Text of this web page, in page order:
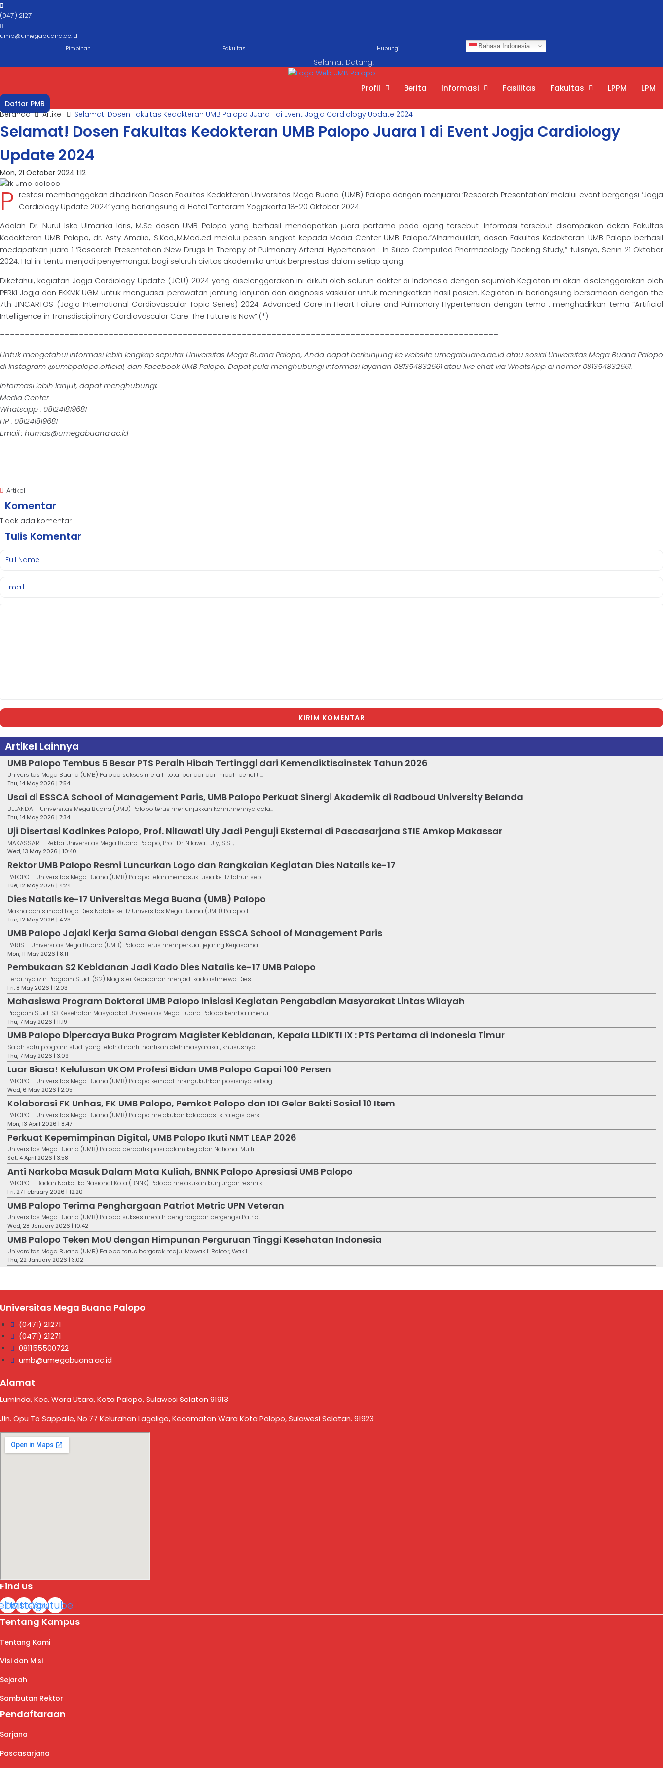
(0471) 21271
umb@umegabuana.ac.id
Pimpinan Fakultas Hubungi Bahasa Indonesia
Selamat Datang!
Profil Berita Informasi Fasilitas Fakultas LPPM LPM
Daftar PMB
Beranda
Artikel Selamat! Dosen Fakultas Kedokteran UMB Palopo Juara 1 di Event Jogja Cardiology Update 2024
Selamat! Dosen Fakultas Kedokteran UMB Palopo Juara 1 di Event Jogja Cardiology
Update 2024
Mon, 21 October 2024 1:12
P restasi membanggakan dihadirkan Dosen Fakultas Kedokteran Universitas Mega Buana (UMB) Palopo dengan menjuarai ‘Research Presentation’ melalui event bergengsi ‘Jogja
Cardiology Update 2024’ yang berlangsung di Hotel Tenteram Yogjakarta 18-20 Oktober 2024.
Adalah Dr. Nurul Iska Ulmarika Idris, M.Sc dosen UMB Palopo yang berhasil mendapatkan juara pertama pada ajang tersebut. Informasi tersebut disampaikan dekan Fakultas
Kedokteran UMB Palopo, dr. Asty Amalia, S.Ked.,M.Med.ed melalui pesan singkat kepada Media Center UMB Palopo.”Alhamdulillah, dosen Fakultas Kedokteran UMB Palopo berhasil
medapatkan juara 1 ‘Research Presentation :New Drugs In Therapy of Pulmonary Arterial Hypertension : In Silico Computed Pharmacology Docking Study,” tulisnya, Senin 21 Oktober
2024. Hal ini tentu menjadi penyemangat bagi seluruh civitas akademika untuk berprestasi dalam setiap ajang.
Diketahui, kegiatan Jogja Cardiology Update (JCU) 2024 yang diselenggarakan ini diikuti oleh seluruh dokter di Indonesia dengan sejumlah Kegiatan ini akan diselenggarakan oleh
PERKI Jogja dan FKKMK UGM untuk menguasai perawatan jantung lanjutan dan diagnosis vaskular untuk meningkatkan hasil pasien. Kegiatan ini berlangsung bersamaan dengan the
7th JINCARTOS (Jogja International Cardiovascular Topic Series) 2024: Advanced Care in Heart Failure and Pulmonary Hypertension dengan tema : menghadirkan tema “Artificial
Intelligence in Transdisciplinary Cardiovascular Care: The Future is Now”.(*)
=====================================================================================================
Untuk mengetahui informasi lebih lengkap seputar Universitas Mega Buana Palopo, Anda dapat berkunjung ke website umegabuana.ac.id atau sosial Universitas Mega Buana Palopo
di Instagram @umbpalopo.official, dan Facebook UMB Palopo. Dapat pula menghubungi informasi layanan 081354832661 atau live chat via WhatsApp di nomor 081354832661.
Informasi lebih lanjut, dapat menghubungi:
Media Center
Whatsapp : 081241819681
HP : 081241819681
Email : humas@umegabuana.ac.id
Artikel
Komentar
Tidak ada komentar
Tulis Komentar
KIRIM KOMENTAR
Artikel Lainnya
UMB Palopo Tembus 5 Besar PTS Peraih Hibah Tertinggi dari Kemendiktisainstek Tahun 2026
Universitas Mega Buana (UMB) Palopo sukses meraih total pendanaan hibah peneliti...
Thu, 14 May 2026 | 7:54
Usai di ESSCA School of Management Paris, UMB Palopo Perkuat Sinergi Akademik di Radboud University Belanda
BELANDA – Universitas Mega Buana (UMB) Palopo terus menunjukkan komitmennya dala...
Thu, 14 May 2026 | 7:34
Uji Disertasi Kadinkes Palopo, Prof. Nilawati Uly Jadi Penguji Eksternal di Pascasarjana STIE Amkop Makassar
MAKASSAR – Rektor Universitas Mega Buana Palopo, Prof. Dr. Nilawati Uly, S.Si., ...
Wed, 13 May 2026 | 10:40
Rektor UMB Palopo Resmi Luncurkan Logo dan Rangkaian Kegiatan Dies Natalis ke-17
PALOPO – Universitas Mega Buana (UMB) Palopo telah memasuki usia ke-17 tahun seb...
Tue, 12 May 2026 | 4:24
Dies Natalis ke-17 Universitas Mega Buana (UMB) Palopo
Makna dan simbol Logo Dies Natalis ke-17 Universitas Mega Buana (UMB) Palopo 1. ...
Tue, 12 May 2026 | 4:23
UMB Palopo Jajaki Kerja Sama Global dengan ESSCA School of Management Paris
PARIS – Universitas Mega Buana (UMB) Palopo terus memperkuat jejaring Kerjasama ...
Mon, 11 May 2026 | 8:11
Pembukaan S2 Kebidanan Jadi Kado Dies Natalis ke-17 UMB Palopo
Terbitnya izin Program Studi (S2) Magister Kebidanan menjadi kado istimewa Dies ...
Fri, 8 May 2026 | 12:03
Mahasiswa Program Doktoral UMB Palopo Inisiasi Kegiatan Pengabdian Masyarakat Lintas Wilayah
Program Studi S3 Kesehatan Masyarakat Universitas Mega Buana Palopo kembali menu...
Thu, 7 May 2026 | 11:19
UMB Palopo Dipercaya Buka Program Magister Kebidanan, Kepala LLDIKTI IX : PTS Pertama di Indonesia Timur
Salah satu program studi yang telah dinanti-nantikan oleh masyarakat, khususnya ...
Thu, 7 May 2026 | 3:09
Luar Biasa! Kelulusan UKOM Profesi Bidan UMB Palopo Capai 100 Persen
PALOPO – Universitas Mega Buana (UMB) Palopo kembali mengukuhkan posisinya sebag...
Wed, 6 May 2026 | 2:05
Kolaborasi FK Unhas, FK UMB Palopo, Pemkot Palopo dan IDI Gelar Bakti Sosial 10 Item
PALOPO – Universitas Mega Buana (UMB) Palopo melakukan kolaborasi strategis bers...
Mon, 13 April 2026 | 8:47
Perkuat Kepemimpinan Digital, UMB Palopo Ikuti NMT LEAP 2026
Universitas Mega Buana (UMB) Palopo berpartisipasi dalam kegiatan National Multi...
Sat, 4 April 2026 | 3:58
Anti Narkoba Masuk Dalam Mata Kuliah, BNNK Palopo Apresiasi UMB Palopo
PALOPO – Badan Narkotika Nasional Kota (BNNK) Palopo melakukan kunjungan resmi k...
Fri, 27 February 2026 | 12:20
UMB Palopo Terima Penghargaan Patriot Metric UPN Veteran
Universitas Mega Buana (UMB) Palopo sukses meraih penghargaan bergengsi Patriot ...
Wed, 28 January 2026 | 10:42
UMB Palopo Teken MoU dengan Himpunan Perguruan Tinggi Kesehatan Indonesia
Universitas Mega Buana (UMB) Palopo terus bergerak maju! Mewakili Rektor, Wakil ...
Thu, 22 January 2026 | 3:02
Universitas Mega Buana Palopo
(0471) 21271
(0471) 21271
081155500722
umb@umegabuana.ac.id
Alamat
Luminda, Kec. Wara Utara, Kota Palopo, Sulawesi Selatan 91913
Jln. Opu To Sappaile, No.77 Kelurahan Lagaligo, Kecamatan Wara Kota Palopo, Sulawesi Selatan. 91923
Find Us
Twitter
Instagram
Youtube
Tentang Kampus
Tentang Kami
Visi dan Misi
Sejarah
Sambutan Rektor
Pendaftaraan
Sarjana
Pascasarjana